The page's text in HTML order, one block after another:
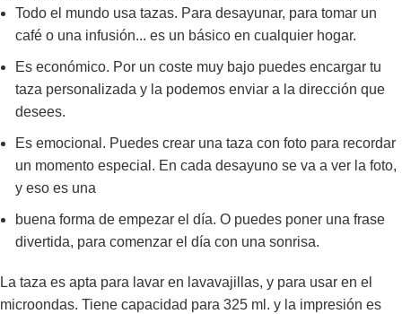
Todo el mundo usa tazas. Para desayunar, para tomar un
café o una infusión... es un básico en cualquier hogar.
Es económico. Por un coste muy bajo puedes encargar tu
taza personalizada y la podemos enviar a la dirección que
desees.
Es emocional. Puedes crear una taza con foto para recordar
un momento especial. En cada desayuno se va a ver la foto,
y eso es una
buena forma de empezar el día. O puedes poner una frase
divertida, para comenzar el día con una sonrisa.
La taza es apta para lavar en lavavajillas, y para usar en el
microondas. Tiene capacidad para 325 ml. y la impresión es